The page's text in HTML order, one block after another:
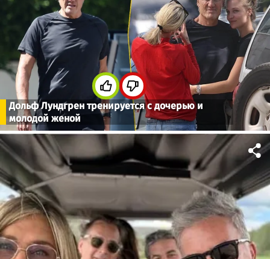
Дольф Лундгрен тренируется с дочерью и
молодой женой